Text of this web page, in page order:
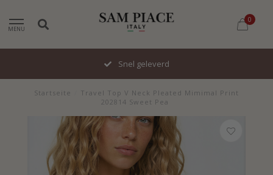
MENU
0
Snel geleverd
Startseite
Travel Top V Neck Pleated Mimimal Print
202814 Sweet Pea